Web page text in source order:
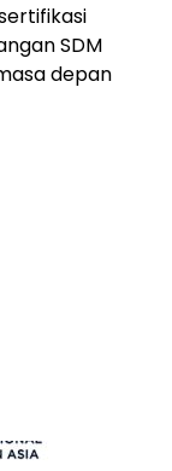
SDM
depan